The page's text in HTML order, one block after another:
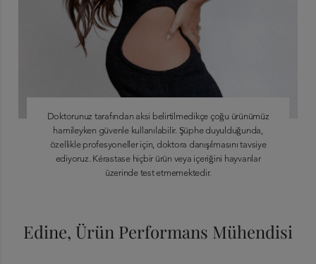
Doktorunuz tarafından aksi belirtilmedikçe çoğu ürünümüz
hamileyken güvenle kullanılabilir. Şüphe duyulduğunda,
özellikle profesyoneller için, doktora danışılmasını tavsiye
ediyoruz. Kérastase hiçbir ürün veya içeriğini hayvanlar
üzerinde test etmemektedir.
Edine, Ürün Performans Mühendisi